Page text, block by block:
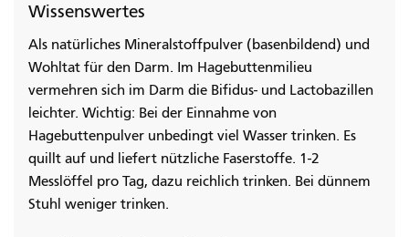
Wissenswertes
Als natürliches Mineralstoffpulver (basenbildend) und
Wohltat für den Darm. Im Hagebuttenmilieu
vermehren sich im Darm die Bifidus- und Lactobazillen
leichter. Wichtig: Bei der Einnahme von
Hagebuttenpulver unbedingt viel Wasser trinken. Es
quillt auf und liefert nützliche Faserstoffe. 1-2
Messlöffel pro Tag, dazu reichlich trinken. Bei dünnem
Stuhl weniger trinken.